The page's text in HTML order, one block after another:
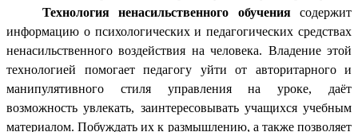
Технология ненасильственного обучения содержит
информацию о психологических и педагогических средствах
ненасильственного воздействия на человека. Владение этой
технологией помогает педагогу уйти от авторитарного и
манипулятивного стиля управления на уроке, даёт
возможность увлекать, заинтересовывать учащихся учебным
материалом. Побуждать их к размышлению, а также позволяет